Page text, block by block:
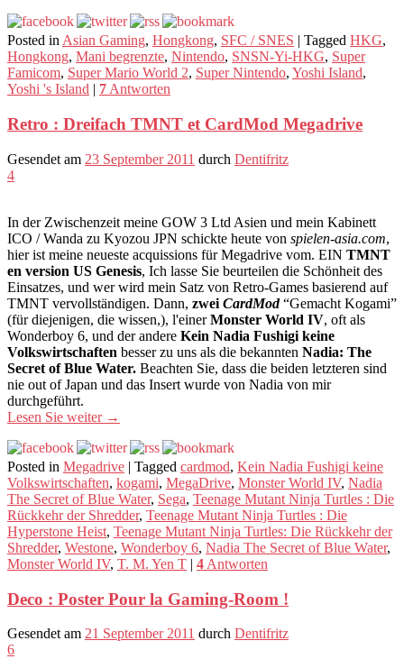
Posted inAsian Gaming, Hongkong, SFC / SNES Tagged HKG,
Hongkong, Mani begrenzte, Nintendo, SNSN-Yi-HKG, Super
Famicom, Super Mario World 2, Super Nintendo, Yoshi Island,
Yoshi 's Island
7Antworten
Retro : Dreifach TMNT et CardMod Megadrive
Gesendet am 23 September 2011 durch Dentifritz
4
In der Zwischenzeit meine GOW 3 Ltd Asien und mein Kabinett
ICO / Wanda zu Kyozou JPN schickte heute von spielen-asia.com,
hier ist meine neueste acquissions für Megadrive vom. EIN TMNT
en version US Genesis, Ich lasse Sie beurteilen die Schönheit des
Einsatzes, und wer wird mein Satz von Retro-Games basierend auf
TMNT vervollständigen. Dann, zwei CardMod“Gemacht Kogami”
(für diejenigen, die wissen,), l'einerMonster World IV, oft als
Wonderboy 6, und der andere Kein Nadia Fushigi keine
Volkswirtschaften besser zu uns als die bekannten Nadia: The
Secret of Blue Water. Beachten Sie, dass die beiden letzteren sind
nie out of Japan und das Insert wurde von Nadia von mir
durchgeführt.
Lesen Sie weiter →
Posted in Megadrive | Tagged cardmod, Kein Nadia Fushigi keine
Volkswirtschaften, kogami, MegaDrive, Monster World IV, Nadia
The Secret of Blue Water, Sega, Teenage Mutant Ninja Turtles : Die
Rückkehr der Shredder, Teenage Mutant Ninja Turtles : Die
Hyperstone Heist, Teenage Mutant Ninja Turtles: Die Rückkehr der
Shredder, Westone, Wonderboy 6, Nadia The Secret of Blue Water,
Monster World IV, T. M. Yen T | 4 Antworten
Deco : Poster Pour la Gaming-Room !
Gesendet am 21 September 2011 durch Dentifritz
6